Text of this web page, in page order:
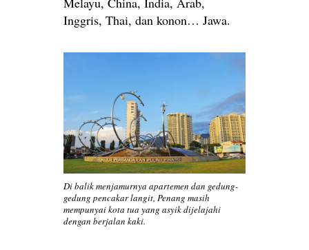
Inggris, Thai, dan konon… Jawa.
Di balik menjamurnya apartemen dan gedung-
gedung pencakar langit, Penang masih
mempunyai kota tua yang asyik dijelajahi
dengan berjalan kaki.